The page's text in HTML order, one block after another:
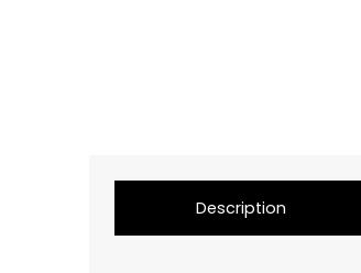
Description